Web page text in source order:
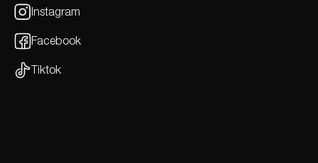
Instagram
Facebook
Tiktok